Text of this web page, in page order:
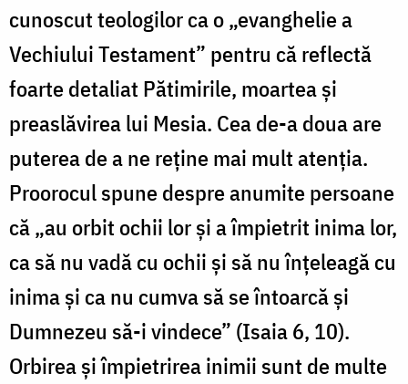
cunoscut teologilor ca o „evanghelie a
Vechiului Testament” pentru că reflectă
foarte detaliat Pătimirile, moartea și
preaslăvirea lui Mesia. Cea de-a doua are
puterea de a ne reține mai mult atenția.
Proorocul spune despre anumite persoane
că „au orbit ochii lor şi a împietrit inima lor,
ca să nu vadă cu ochii şi să nu înţeleagă cu
inima şi ca nu cumva să se întoarcă şi
Dumnezeu să-i vindece” (Isaia 6, 10).
Orbirea și împietrirea inimii sunt de multe